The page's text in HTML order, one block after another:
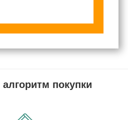
покупки